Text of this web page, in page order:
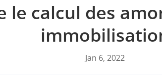
le calcul des
Jan 6, 2022